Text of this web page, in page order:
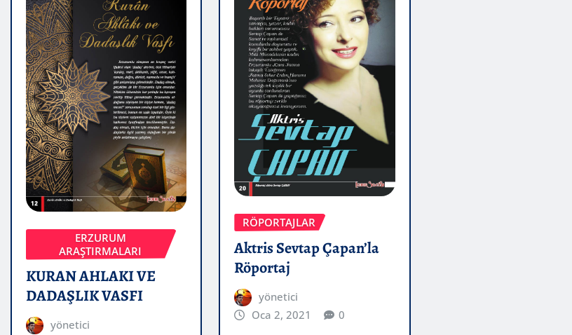
ERZURUM
ARAŞTIRMALARI
KURAN AHLAKI VE
DADAŞLIK VASFI
yönetici
RÖPORTAJLAR
Aktris Sevtap Çapan’la
Röportaj
yönetici
Oca 2, 2021
0